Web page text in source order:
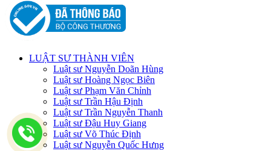
LUẬT SƯ THÀNH VIÊN
Luật sư Nguyễn Doãn Hùng
Luật sư Hoàng Ngọc Biên
Luật sư Phạm Văn Chỉnh
Luật sư Trần Hậu Định
Luật sư Trần Nguyễn Thanh
Luật sư Đậu Huy Giang
Luật sư Võ Thúc Định
Luật sư Nguyễn Quốc Hưng